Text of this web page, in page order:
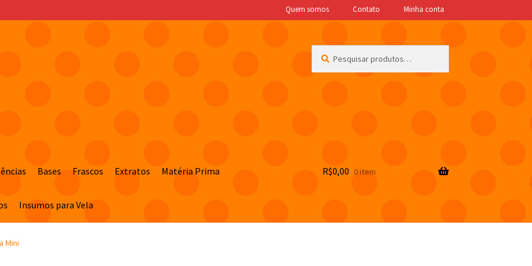
Quem somos Contato Minha conta
por:
Bases Frascos Extratos Matéria Prima
Insumos para Vela
R$0,00 0 item
Mini